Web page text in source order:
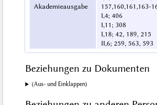
Akademieausgabe
157,160,161,163-
I,4; 406
I,11; 308
I,18; 42, 189, 215
II,6; 259, 563, 593
Beziehungen zu Dokumenten
(Aus- und Einklappen)